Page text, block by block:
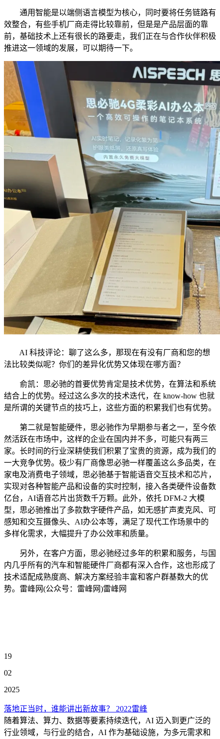
通用智能是以端侧语言模型为核心，同时要将任务链路有
效整合，有些手机厂商走得比较靠前，但是是产品层面的靠
前，基础技术上还有很长的路要走，我们正在与合作伙伴积极
推进这一领域的发展，可以期待一下。
AI 科技评论：聊了这么多，那现在有没有厂商和您的想
法比较类似呢？你们的差异化优势又体现在哪方面？
俞凯：思必驰的首要优势肯定是技术优势，在算法和系统
结合上的优势。经过这么多次的技术迭代，在 know-how 也就
是所谓的关键节点的技巧上，这些方面的积累我们也有优势。
第二就是智能硬件，思必驰作为早期参与者之一，至今依
然活跃在市场中，这样的企业在国内并不多，可能只有两三
家。长时间的行业深耕使我们积累了宝贵的资源，成为我们的
一大竞争优势。极少有厂商像思必驰一样覆盖这么多品类，在
家电及消费电子领域，思必驰基于智能语音交互技术和芯片，
实现对各种智能产品和设备的实时控制，接入各类硬件设备数
亿台，AI语音芯片出货数千万颗。此外，依托 DFM-2 大模
型，思必驰推出了多款数字硬件产品，如无感扩声麦克风、可
感知和交互摄像头、AI办公本等，满足了现代工作场景中的
多样化需求，大幅提升了办公效率和质量。
另外，在客户方面，思必驰经过多年的积累和服务，与国
内几乎所有的汽车和智能硬件厂商都有深入合作，这也形成了
技术适配成熟度高、解决方案经验丰富和客户群基数大的优
势。雷峰网(公众号：雷峰网)雷峰网
19
02
2025
落地正当时，谁能讲出新故事？ 2022雷峰
随着算法、算力、数据等要素持续迭代，AI 迈入到更广泛的
行业领域，与行业的结合，AI 作为基础设施，为多元需求和